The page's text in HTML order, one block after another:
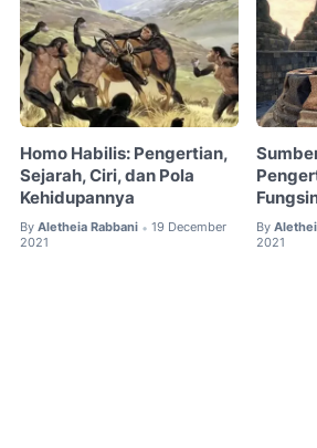
Homo Habilis: Pengertian,
Sejarah, Ciri, dan Pola
Kehidupannya
By Aletheia Rabbani • 19 December
2021
By
2021